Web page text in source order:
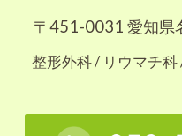
〒451-0031 愛知県
整形外科 / リウマチ